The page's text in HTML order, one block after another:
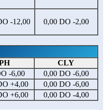
-12,00 0,00 DO -2,00
CLY
-6,00
0,00 DO -6,00
+4,00
0,00 DO -6,00
+6,00 0,00 DO -4,00